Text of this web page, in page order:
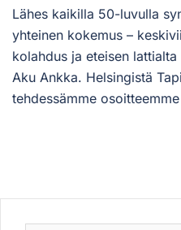
Lähes kaikilla 50-luvulla
yhteinen kokemus –
kolahdus ja eteisen
Aku Ankka. Helsingistä
tehdessämme